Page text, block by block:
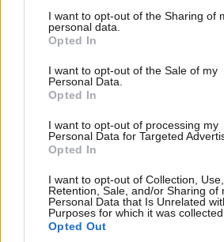
not limited to your visit or usage
grant or deny consent to Google and
use your data for below specified
consent section.
I want to opt-out of the Sharing of
personal data.
Opted In
I want to opt-out of the Sale of my
Personal Data.
Opted In
I want to opt-out of processing my
Personal Data for Targeted
Opted In
I want to opt-out of Collection, Use,
Retention, Sale, and/or Sharing of
Personal Data that Is Unrelated
Purposes for which it was collected.
Opted Out